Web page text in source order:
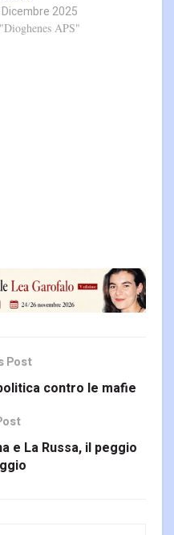
2025
APS"
Post
contro le mafie
e La Russa, il peggio